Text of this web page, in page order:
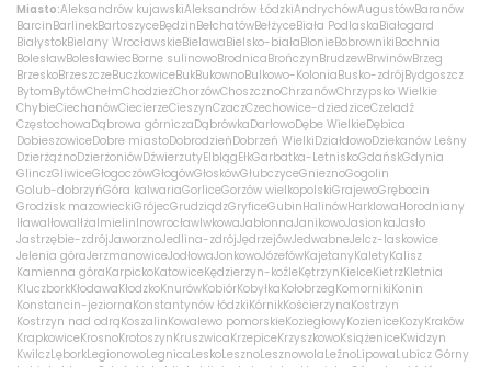
Miasto:Aleksandrów kujawskiAleksandrów ŁódzkiAndrychówAugustówBaranów
BarcinBarlinekBartoszyceBędzinBełchatówBełżyceBiała PodlaskaBiałogard
BiałystokBielany WrocławskieBielawaBielsko-białaBłonieBobrownikiBochnia
BolesławBolesławiecBorne sulinowoBrodnicaBrończynBrudzewBrwinówBrzeg
BrzeskoBrzeszczeBuczkowiceBukBukownoBulkowo-KoloniaBusko-zdrójBydgoszcz
BytomBytówChełmChodzieżChorzówChoszcznoChrzanówChrzypsko Wielkie
ChybieCiechanówCiecierzeCieszynCzaczCzechowice-dziedziceCzeladź
CzęstochowaDąbrowa górniczaDąbrówkaDarłowoDębe WielkieDębica
DobieszowiceDobre miastoDobrodzieńDobrzeń WielkiDziałdowoDziekanów Leśny
DzierżążnoDzierżoniówDźwierzutyElblągEłkGarbatka-LetniskoGdańskGdynia
GlinczGliwiceGłogoczówGłogówGłoskówGłubczyceGnieznoGogolin
Golub-dobrzyńGóra kalwariaGorliceGorzów wielkopolskiGrajewoGrębocin
Grodzisk mazowieckiGrójecGrudziądzGryficeGubinHalinówHarklowaHorodniany
IławaIłowaIłżaImielinInowrocławIwkowaJabłonnaJanikowoJasionkaJasło
Jastrzębie-zdrójJaworznoJedlina-zdrójJędrzejówJedwabneJelcz-laskowice
Jelenia góraJerzmanowiceJodłowaJonkowoJózefówKajetanyKaletyKalisz
Kamienna góraKarpickoKatowiceKędzierzyn-koźleKętrzynKielceKietrzKletnia
KluczborkKłodawaKłodzkoKnurówKobiórKobyłkaKołobrzegKomornikiKonin
Konstancin-jeziornaKonstantynów łódzkiKórnikKościerzynaKostrzyn
Kostrzyn nad odrąKoszalinKowalewo pomorskieKoziegłowyKozieniceKozyKraków
KrapkowiceKrosnoKrotoszynKruszwicaKrzepiceKrzyszkowoKsiążeniceKwidzyn
KwilczLęborkLegionowoLegnicaLeskoLesznoLesznowolaLeźnoLipowaLubicz Górny